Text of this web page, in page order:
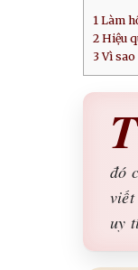
1 Làm
2 Hiệu
3 Vì sao
T
đó
uy